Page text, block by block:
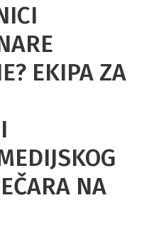
EKIPA ZA
NA